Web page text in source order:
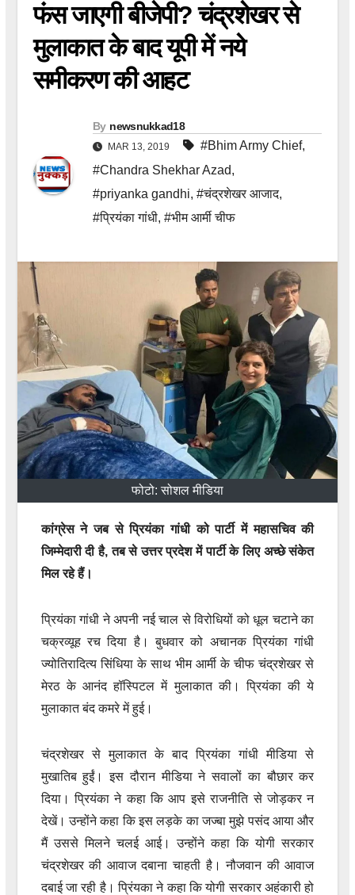
फंस जाएगी बीजेपी? चंद्रशेखर से
मुलाकात के बाद यूपी में नये
समीकरण की आहट
By newsnukkad18
MAR 13, 2019 #Bhim Army Chief,
#Chandra Shekhar Azad,
#priyanka gandhi, #चंद्रशेखर आजाद,
#प्रियंका गांधी, #भीम आर्मी चीफ
फोटो: सोशल मीडिया
कांग्रेस ने जब से प्रियंका गांधी को पार्टी में महासचिव की
जिम्मेदारी दी है, तब से उत्तर प्रदेश में पार्टी के लिए अच्छे संकेत
मिल रहे हैं।
प्रियंका गांधी ने अपनी नई चाल से विरोधियों को धूल चटाने का
चक्रव्यूह रच दिया है। बुधवार को अचानक प्रियंका गांधी
ज्योतिरादित्य सिंधिया के साथ भीम आर्मी के चीफ चंद्रशेखर से
मेरठ के आनंद हॉस्पिटल में मुलाकात की। प्रियंका की ये
मुलाकात बंद कमरे में हुई।
चंद्रशेखर से मुलाकात के बाद प्रियंका गांधी मीडिया से
मुखातिब हुईं। इस दौरान मीडिया ने सवालों का बौछार कर
दिया। प्रियंका ने कहा कि आप इसे राजनीति से जोड़कर न
देखें। उन्होंने कहा कि इस लड़के का जज्बा मुझे पसंद आया और
मैं उससे मिलने चलई आई। उन्होंने कहा कि योगी सरकार
चंद्रशेखर की आवाज दबाना चाहती है। नौजवान की आवाज
दबाई जा रही है। प्रिंयका ने कहा कि योगी सरकार अहंकारी हो